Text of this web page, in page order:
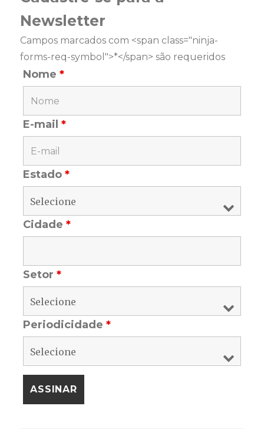
Newsletter
Campos marcados com <span class="ninja-
forms-req-symbol">*</span> são requeridos
Nome*
E-mail*
Estado*
Cidade*
Setor*
Periodicidade*